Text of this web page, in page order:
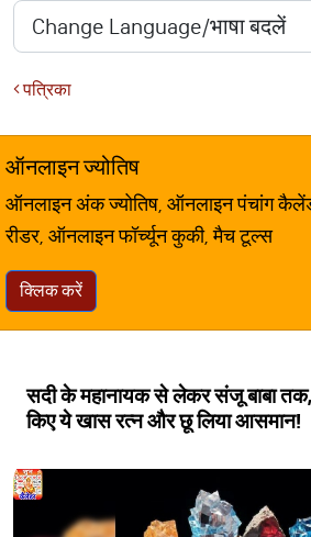
पत्रिका
ऑनलाइन ज्योतिष
ऑनलाइन अंक ज्योतिष, ऑनलाइन पंचांग
रीडर, ऑनलाइन फॉर्च्यून कुकी, मैच टूल्स
क्लिक करें
सदी के महानायक से लेकर संजू बाबा तक,
किए ये खास रत्न और छू लिया आसमान!